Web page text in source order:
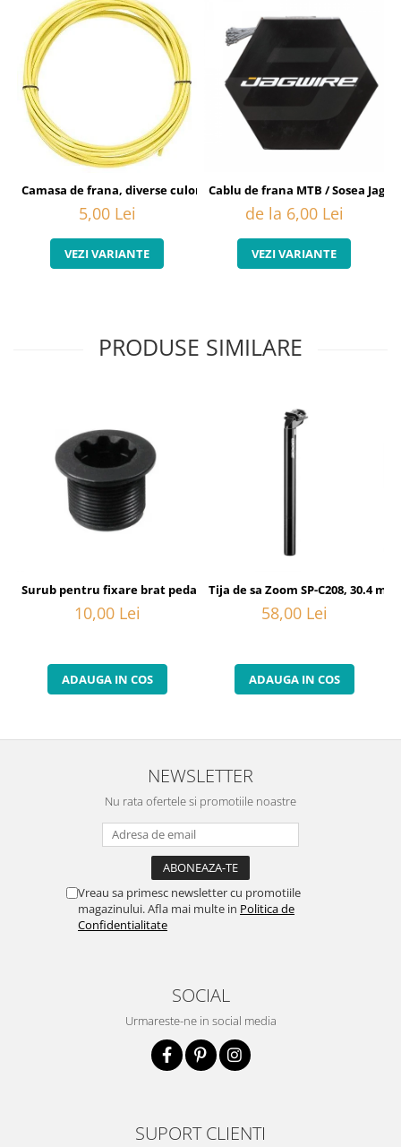
Camasa de frana, diverse culori
5,00 Lei
VEZI VARIANTE
Cablu de frana MTB / Sosea
de la 6,00 Lei
VEZI VARIANTE
PRODUSE SIMILARE
Surub pentru fixare brat pedalier Shimano FC-6800, M20
10,00 Lei
ADAUGA IN COS
Tija de sa Zoom SP-C208, 30.4
58,00 Lei
ADAUGA IN COS
NEWSLETTER
Nu rata ofertele si promotiile noastre
Vreau sa primesc newsletter cu promotiile
magazinului. Afla mai multe in Politica de
Confidentialitate
SOCIAL
Urmareste-ne in social media
SUPORT CLIENTI